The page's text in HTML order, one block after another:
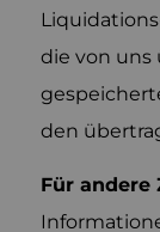
die von uns
den
Für andere